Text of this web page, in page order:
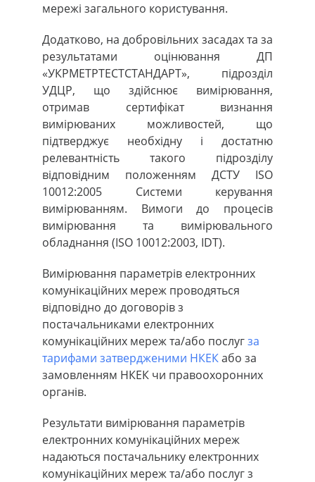
мережі загального користування.
Додатково, на добровільних засадах та за
результатами оцінювання ДП
«УКРМЕТРТЕСТСТАНДАРТ», підрозділ
УДЦР, що здійснює вимірювання,
отримав сертифікат визнання
вимірюваних можливостей, що
підтверджує необхідну і достатню
релевантність такого підрозділу
відповідним положенням ДСТУ ISO
10012:2005 Системи керування
вимірюванням. Вимоги до процесів
вимірювання та вимірювального
обладнання (ISO 10012:2003, IDT).
Вимірювання параметрів електронних
комунікаційних мереж проводяться
відповідно до договорів з
постачальниками електронних
комунікаційних мереж та/або послугза
тарифами затвердженими НКЕКабо за
замовленням НКЕК чи правоохоронних
органів.
Результати вимірювання параметрів
електронних комунікаційних мереж
надаються постачальнику електронних
комунікаційних мереж та/або послуг з